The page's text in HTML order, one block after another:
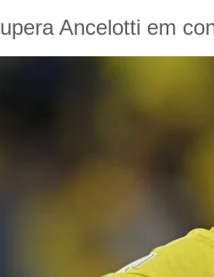
Ancelotti em